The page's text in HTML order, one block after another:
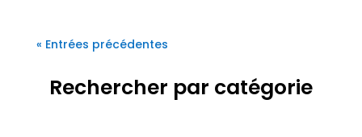
« Entrées précédentes
Rechercher par catégorie